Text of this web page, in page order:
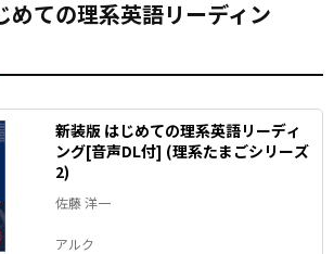
めての理系英語リーディン
新装版 はじめての理系英語リーディ
ング[音声DL付] (理系たまごシリーズ
2)
佐藤 洋一
アルク